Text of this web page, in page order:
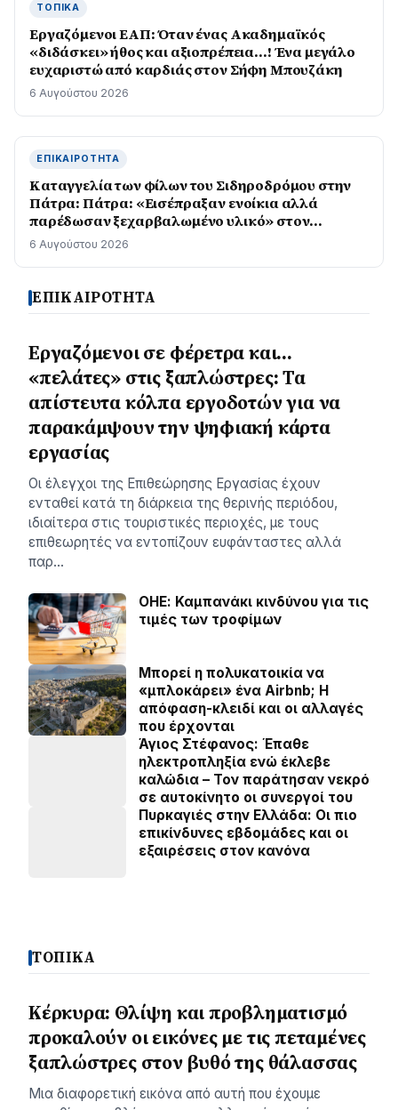
ΤΟΠΙΚΆ
Εργαζόμενοι ΕΑΠ: Όταν ένας Ακαδημαϊκός
«διδάσκει» ήθος και αξιοπρέπεια…! Ένα μεγάλο
ευχαριστώ από καρδιάς στον Σήφη Μπουζάκη
6 Αυγούστου 2026
ΕΠΙΚΑΙΡΌΤΗΤΑ
Καταγγελία των φίλων του Σιδηροδρόμου στην
Πάτρα: Πάτρα: «Εισέπραξαν ενοίκια αλλά
παρέδωσαν ξεχαρβαλωμένο υλικό» στον
Προαστιακό
6 Αυγούστου 2026
ΕΠΙΚΑΙΡΟΤΗΤΑ
Εργαζόμενοι σε φέρετρα και…
«πελάτες» στις ξαπλώστρες: Τα
απίστευτα κόλπα εργοδοτών για να
παρακάμψουν την ψηφιακή κάρτα
εργασίας
Οι έλεγχοι της Επιθεώρησης Εργασίας έχουν
ενταθεί κατά τη διάρκεια της θερινής περιόδου,
ιδιαίτερα στις τουριστικές περιοχές, με τους
επιθεωρητές να εντοπίζουν ευφάνταστες αλλά
παρ…
ΟΗΕ: Καμπανάκι κινδύνου για τις
τιμές των τροφίμων
Μπορεί η πολυκατοικία να
«μπλοκάρει» ένα Airbnb; Η
απόφαση-κλειδί και οι αλλαγές
που έρχονται
Άγιος Στέφανος: Έπαθε
ηλεκτροπληξία ενώ έκλεβε
καλώδια – Τον παράτησαν νεκρό
σε αυτοκίνητο οι συνεργοί του
Πυρκαγιές στην Ελλάδα: Οι πιο
επικίνδυνες εβδομάδες και οι
εξαιρέσεις στον κανόνα
ΤΟΠΙΚΑ
Κέρκυρα: Θλίψη και προβληματισμό
προκαλούν οι εικόνες με τις πεταμένες
ξαπλώστρες στον βυθό της θάλασσας
Μια διαφορετική εικόνα από αυτή που έχουμε